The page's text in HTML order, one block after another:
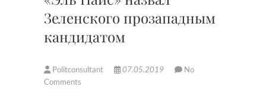
Зеленского прозападным
кандидатом
Politconsultant 07.05.2019
No
Comments